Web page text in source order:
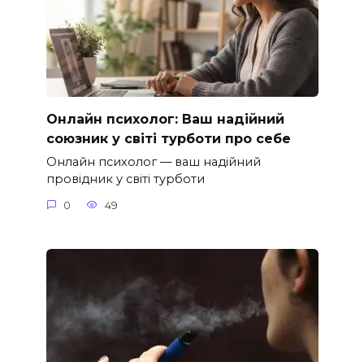
Онлайн психолог: Ваш надійний
союзник у світі турботи про себе
Онлайн психолог — ваш надійний
провідник у світі турботи
0 49